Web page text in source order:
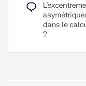
dans le
?